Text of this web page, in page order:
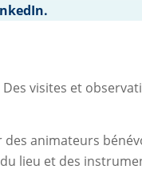
Des visites et
des animateurs
lieu et des